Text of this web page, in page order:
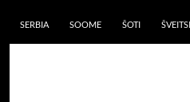
SERBIA SOOME ŠOTI ŠVEITSI